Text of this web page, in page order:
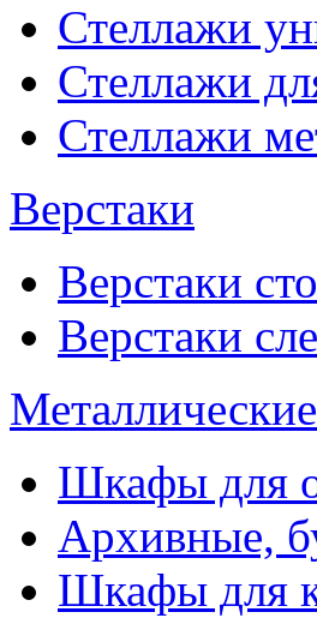
Стеллажи
Стеллажи
Стеллажи
Верстаки
Верстаки
Верстаки
Шкафы для
Архивные,
Шкафы для